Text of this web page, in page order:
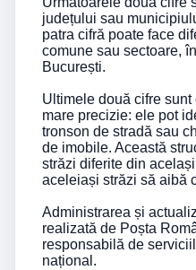
județului sau
patra cifră poate face
comune sau sectoare,
București.
Ultimele două cifre
mare precizie: ele pot
tronson de stradă sau
de imobile. Această
străzi diferite din
aceleiași străzi să aibă
Administrarea și
realizată de Poșta
responsabilă de
național.